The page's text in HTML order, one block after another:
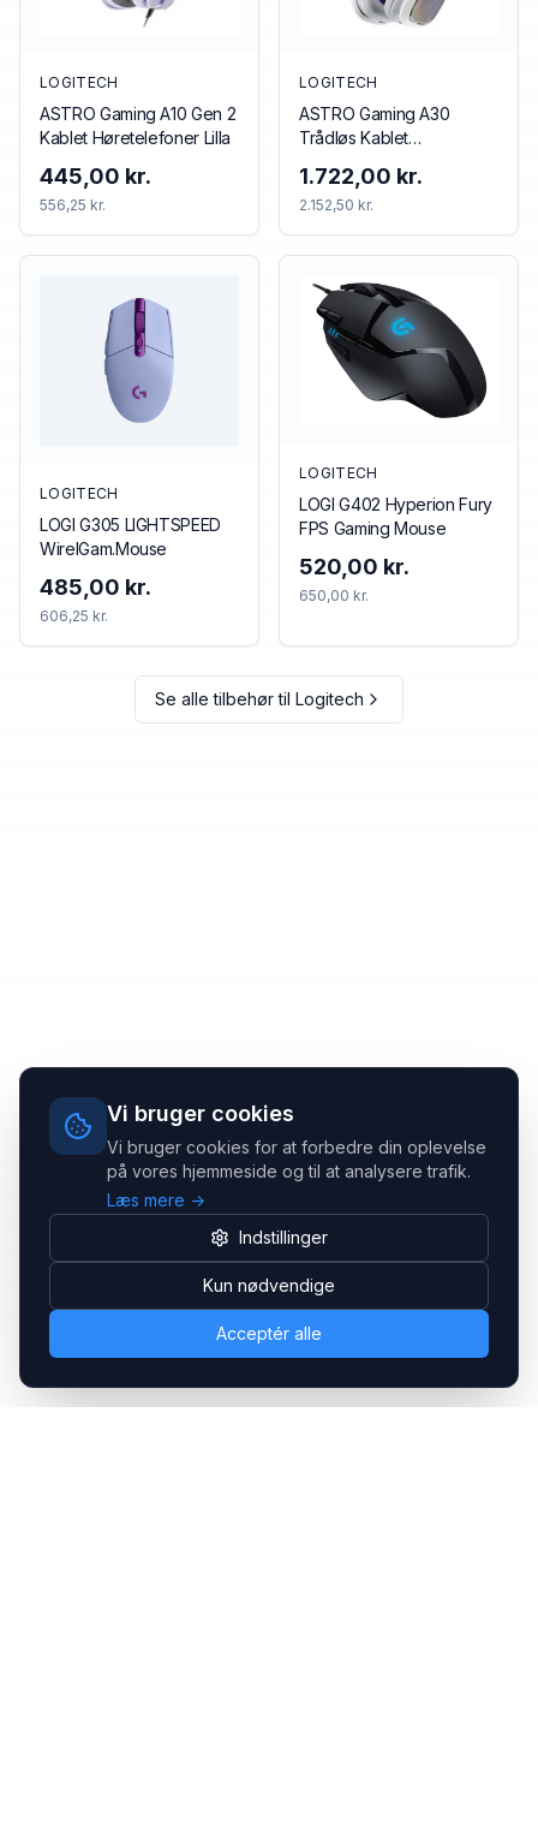
Vi bruger cookies
Vi bruger cookies for at forbedre din oplevelse
på vores hjemmeside og til at analysere trafik.
Læs mere →
Indstillinger
Kun nødvendige
Acceptér alle
LOGITECH
ASTRO Gaming A10 Gen 2
Kablet Høretelefoner Lilla
445,00 kr.
556,25 kr.
LOGITECH
ASTRO Gaming A30
Trådløs Kablet
1.722,00 kr.
2.152,50 kr.
LOGITECH
LOGI G305 LIGHTSPEED
WirelGam.Mouse
485,00 kr.
606,25 kr.
LOGITECH
LOGI G402 Hyperion Fury
FPS Gaming Mouse
520,00 kr.
650,00 kr.
Se alle tilbehør til Logitech